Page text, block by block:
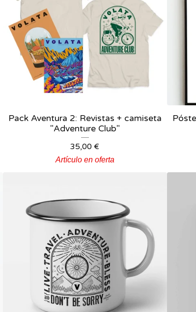
Pack Aventura 2: Revistas + camiseta
"Adventure Club"
35,00€
Artículo en oferta